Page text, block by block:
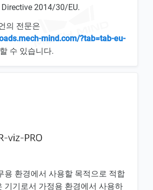
2014/30/EU.
의 전문은
mind.com/?tab=tab-eu-
수 있습니다.
용 환경에서 사용할 목적으로 적합
기기로서 가정용 환경에서 사용하